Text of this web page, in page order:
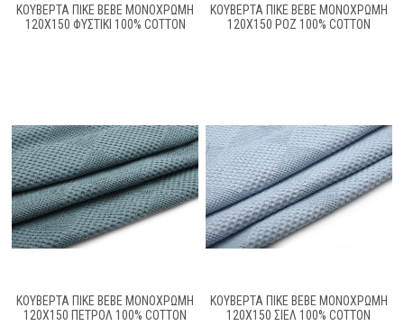
ΚΟΥΒΈΡΤΑ ΠΙΚΈ BEBE ΜΟΝΌΧΡΩΜΗ
120X150 ΦΥΣΤΙΚΊ 100% COTTON
ΚΟΥΒΈΡΤΑ ΠΙΚΈ BEBE ΜΟΝΌΧΡΩΜΗ
120X150 ΡΟΖ 100% COTTON
ΚΟΥΒΕΡΤΑ ΠΙΚΕ BEBE ΜΟΝΌΧΡΩΜΗ
120X150 ΠΕΤΡΌΛ 100% COTTON
ΚΟΥΒΕΡΤΑ ΠΙΚΕ BEBE ΜΟΝΌΧΡΩΜΗ
120X150 ΣΙΕΛ 100% COTTON